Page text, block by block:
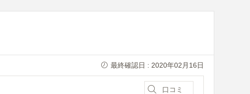
。
最終確認日 : 2020年02月16日
口コミ